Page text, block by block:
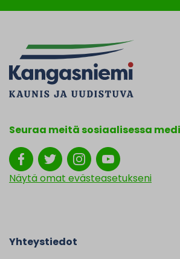
Seuraa meitä sosiaalisessa
Näytä omat evästeasetukseni
Yhteystiedot